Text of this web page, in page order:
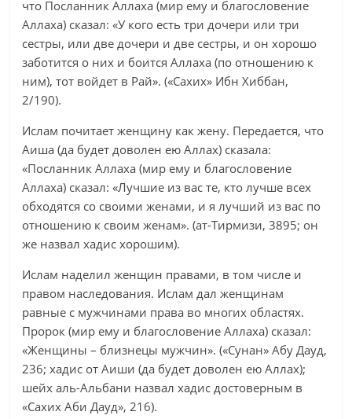
что Посланник Аллаха (мир ему и благословение
Аллаха) сказал: «У кого есть три дочери или три
сестры, или две дочери и две сестры, и он хорошо
заботится о них и боится Аллаха (по отношению к
ним), тот войдет в Рай». («Сахих» Ибн Хиббан,
2/190).
Ислам почитает женщину как жену. Передается, что
Аиша (да будет доволен ею Аллах) сказала:
«Посланник Аллаха (мир ему и благословение
Аллаха) сказал: «Лучшие из вас те, кто лучше всех
обходятся со своими женами, и я лучший из вас по
отношению к своим женам». (ат-Тирмизи, 3895; он
же назвал хадис хорошим).
Ислам наделил женщин правами, в том числе и
правом наследования. Ислам дал женщинам
равные с мужчинами права во многих областях.
Пророк (мир ему и благословение Аллаха) сказал:
«Женщины – близнецы мужчин». («Сунан» Абу Дауд,
236; хадис от Аиши (да будет доволен ею Аллах);
шейх аль-Альбани назвал хадис достоверным в
«Сахих Аби Дауд», 216).